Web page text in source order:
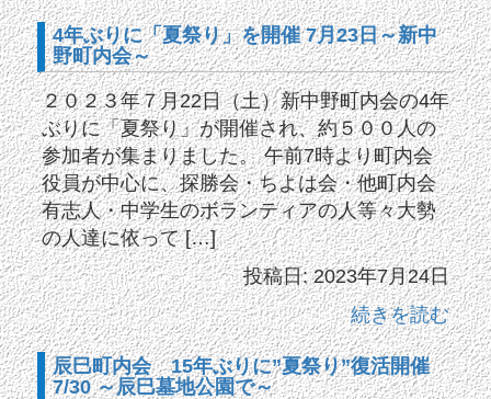
4年ぶりに「夏祭り」を開催 7月23日～新中
野町内会～
２０２３年７月22日（土）新中野町内会の4年
ぶりに「夏祭り」が開催され、約５００人の
参加者が集まりました。 午前7時より町内会
役員が中心に、探勝会・ちよは会・他町内会
有志人・中学生のボランティアの人等々大勢
の人達に依って […]
投稿日: 2023年7月24日
続きを読む
辰巳町内会 15年ぶりに”夏祭り”復活開催
7/30 ～辰巳墓地公園で～